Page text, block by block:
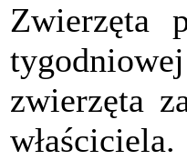
Zwierzęta
zwierzęta